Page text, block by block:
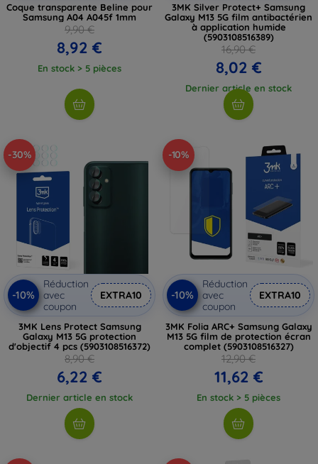
Coque transparente Beline pour
Samsung A04 A045f 1mm
9,90 €
8,92 €
En stock > 5 pièces
3MK Silver Protect+ Samsung
Galaxy M13 5G film antibactérien
à application humide
(5903108516389)
16,90 €
8,02 €
Dernier article en stock
-30%
-10%
Réduction
avec
coupon
EXTRA10
3MK Lens Protect Samsung
Galaxy M13 5G protection
d'objectif 4 pcs (5903108516372)
8,90 €
6,22 €
Dernier article en stock
-10%
-10%
Réduction
avec
coupon
EXTRA10
3MK Folia ARC+ Samsung Galaxy
M13 5G film de protection écran
complet (5903108516327)
12,90 €
11,62 €
En stock > 5 pièces